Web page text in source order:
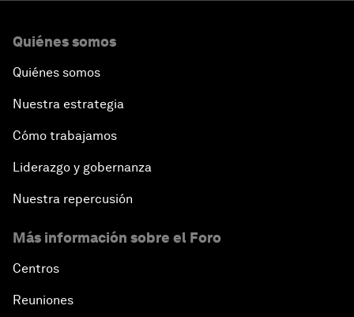
Quiénes somos
Quiénes somos
Nuestra estrategia
Cómo trabajamos
Liderazgo y gobernanza
Nuestra repercusión
Más información sobre el Foro
Centros
Reuniones